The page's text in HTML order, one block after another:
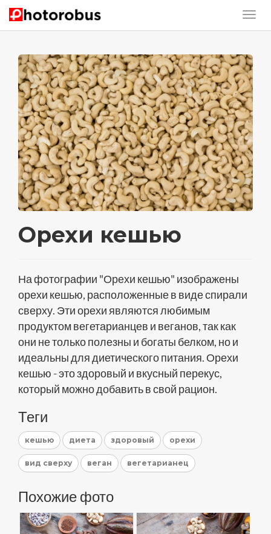
Орехи кешью
На фотографии "Орехи кешью" изображены
орехи кешью, расположенные в виде спирали
сверху. Эти орехи являются любимым
продуктом вегетарианцев и веганов, так как
они не только полезны и богаты белком, но и
идеальны для диетического питания. Орехи
кешью - это здоровый и вкусный перекус,
который можно добавить в свой рацион.
Теги
кешью диета здоровый орехи
вид сверху веган вегетарианец
Похожие фото